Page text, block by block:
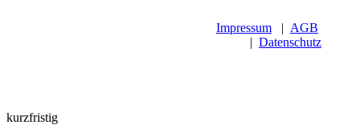
Impressum | AGB
| Datenschutz
kurzfristig